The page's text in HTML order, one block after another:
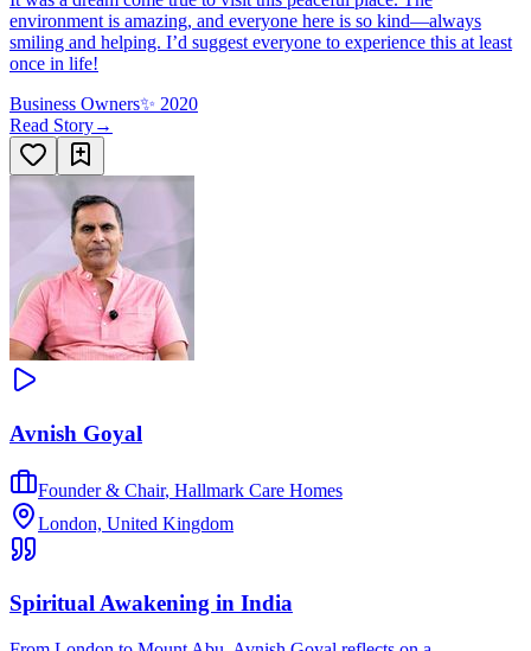
environment is amazing, and everyone here is so kind—always
smiling and helping. I’d suggest everyone to experience this at least
once in life!
Business Owners✨ 2020
Read Story→
Avnish Goyal
Founder & Chair, Hallmark Care Homes
London, United Kingdom
Spiritual Awakening in India